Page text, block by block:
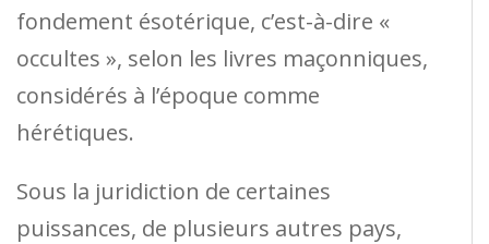
fondement ésotérique, c’est-à-dire «
occultes », selon les livres maçonniques,
considérés à l’époque comme
hérétiques.
Sous la juridiction de certaines
puissances, de plusieurs autres pays,